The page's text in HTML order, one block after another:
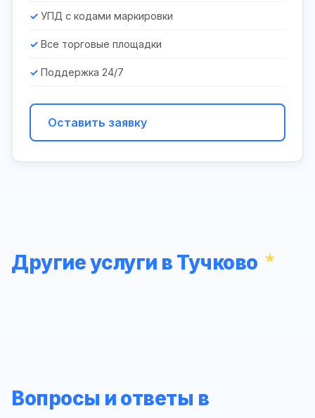
УПД с кодами маркировки
Все торговые площадки
Поддержка 24/7
Оставить заявку
Другие услуги в Тучково
Вопросы и ответы в